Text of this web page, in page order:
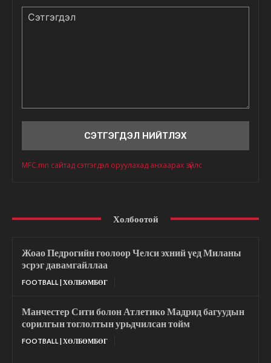
MFC.mn сайтад сэтгэгдэл оруулахад анхаарах зүйлс
Холбоотой
Жоао Педрогийн гоолоор Челси эхний үед Миланы
эсрэг давамгайллаа
FOOTBALL | ХӨЛБӨМБӨГ
Манчестер Сити болон Атлетико Мадрид багуудын
сорилгын тоглолтын урьдчилсан тойм
FOOTBALL | ХӨЛБӨМБӨГ